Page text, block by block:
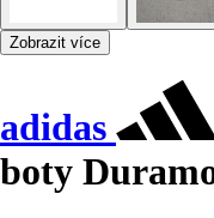
Zobrazit více
adidas
boty